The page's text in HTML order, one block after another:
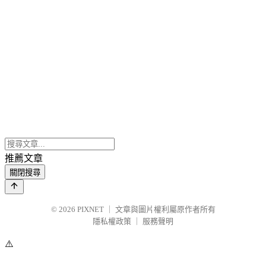
推薦文章
關閉搜尋
© 2026 PIXNET
文章與圖片權利屬原作者所有
隱私權政策
服務聲明
⚠️